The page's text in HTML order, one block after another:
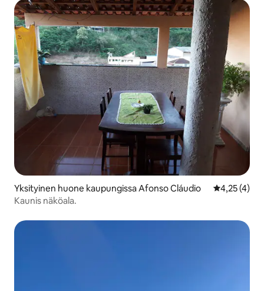
Yksityinen huone kaupungissa Afonso Cláudio
4,25 (4)
Kaunis näköala.